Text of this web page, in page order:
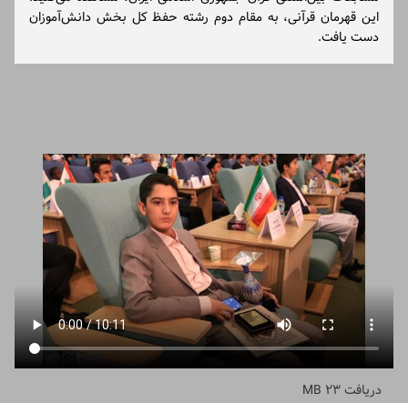
این قهرمان قرآنی، به مقام دوم رشته حفظ کل بخش دانش‌آموزان
دست یافت.
دریافت23 MB